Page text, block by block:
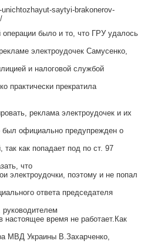
saytyi-brakonerov-
было и то, что ГРУ удалось
электроудочек Самусенко,
и налоговой службой
практически прекратила
реклама электроудочек и их
официально предупрежден о
так как попадает под по ст. 97
что
электроудочки, поэтому и не попал
ответа председателя
настоящее время не работает.Как
МВД Украины В.Захарченко,